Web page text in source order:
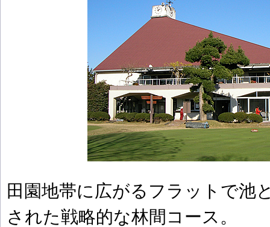
田園地帯に広がるフラットで池
された戦略的な林間コース。